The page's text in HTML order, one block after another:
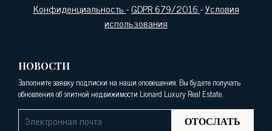
Конфиденциальность-GDPR 679/2016-Условия
использования
НОВОСТИ
Заполните заявку подписки на наши оповещения. Вы будете получать
обновления об элитной недвижимости Lionard Luxury Real Estate.
ОТОСЛАТЬ